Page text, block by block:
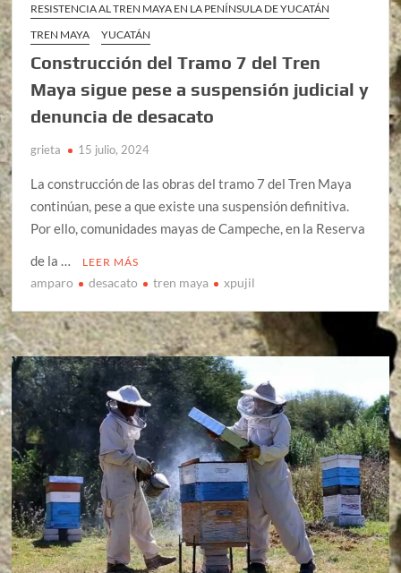
RESISTENCIA AL TREN MAYA EN LA PENÍNSULA DE YUCATÁN
TREN MAYA
YUCATÁN
Construcción del Tramo 7 del Tren
Maya sigue pese a suspensión judicial y
denuncia de desacato
grieta 15 julio, 2024
La construcción de las obras del tramo 7 del Tren Maya
continúan, pese a que existe una suspensión definitiva.
Por ello, comunidades mayas de Campeche, en la Reserva
de la …
LEER MÁS
amparo desacato tren maya xpujil